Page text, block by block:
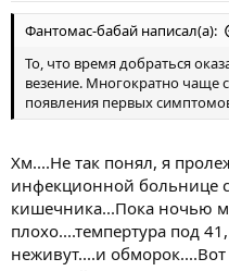
Фантомас-бабай написал(а):
То, что время добраться
везение. Многократно чаще
появления первых
Хм....Не так понял, я
инфекционной больнице
кишечника...Пока ночью
плохо....темпертура под
неживут....и обморок....Вот